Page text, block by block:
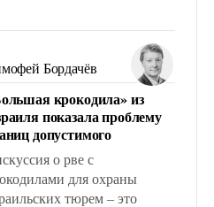
будут безусловно
и где
за свои поступки не
отвечать.
Бордачёв
крокодила» из
показала проблему
допустимого
о рве с
для охраны
тюрем – это